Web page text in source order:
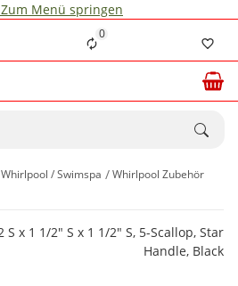
Zum Menü springen
0
Whirlpool / Swimspa
Whirlpool Zubehör